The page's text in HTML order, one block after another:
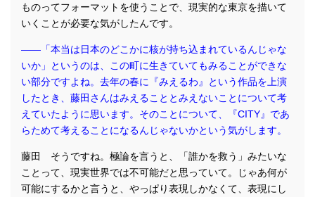
ものってフォーマットを使うことで、現実的な東京を描いて
いくことが必要な気がしたんです。
――「本当は日本のどこかに核が持ち込まれているんじゃな
いか」というのは、この町に生きていてもみることができな
い部分ですよね。去年の春に『みえるわ』という作品を上演
したとき、藤田さんはみえることとみえないことについて考
えていたように思います。そのことについて、『CITY』であ
らためて考えることになるんじゃないかという気がします。
藤田 そうですね。極論を言うと、「誰かを救う」みたいな
ことって、現実世界では不可能だと思っていて。じゃあ何が
可能にするかと言うと、やっぱり表現しかなくて、表現にし